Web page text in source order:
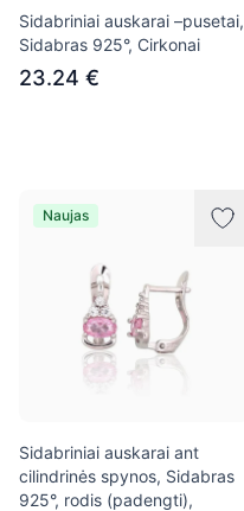
Sidabriniai auskarai –pusetai,
Sidabras 925°, Cirkonai
23.24 €
Naujas
Sidabriniai auskarai ant
cilindrinės spynos, Sidabras
925°, rodis (padengti),